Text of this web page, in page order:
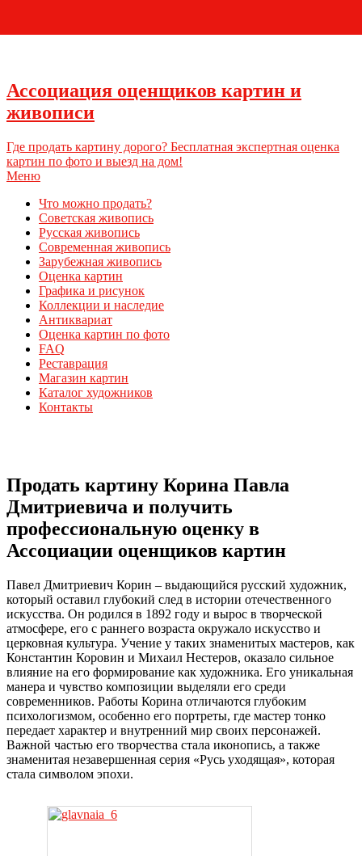
Ассоциация оценщиков картин и
живописи
Где продать картину дорого? Бесплатная экспертная оценка
картин по фото и выезд на дом!
Меню
Что можно продать?
Советская живопись
Русская живопись
Современная живопись
Зарубежная живопись
Оценка картин
Графика и рисунок
Коллекции и наследие
Антиквариат
Оценка картин по фото
FAQ
Реставрация
Магазин картин
Каталог художников
Контакты
Продать картину Корина Павла
Дмитриевича и получить
профессиональную оценку в
Ассоциации оценщиков картин
Павел Дмитриевич Корин – выдающийся русский художник,
который оставил глубокий след в истории отечественного
искусства. Он родился в 1892 году и вырос в творческой
атмосфере, его с раннего возраста окружало искусство и
церковная культура. Учение у таких знаменитых мастеров, как
Константин Коровин и Михаил Нестеров, оказало сильное
влияние на его формирование как художника. Его уникальная
манера и чувство композиции выделяли его среди
современников. Работы Корина отличаются глубоким
психологизмом, особенно его портреты, где мастер тонко
передает характер и внутренний мир своих персонажей.
Важной частью его творчества стала иконопись, а также
знаменитая незавершенная серия «Русь уходящая», которая
стала символом эпохи.